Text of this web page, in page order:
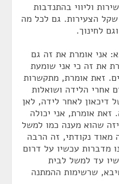
וליווי בהתנדבות
הצעירות. גם לכל מה
לחינוך.
אני אומרת את זה גם
את זה כי אני שומעת
זאת אומרת, מתקשרות
אחרי הלידה ושואלות
דיכאון לאחר לידה, לאן
זאת אומרת, אני יכולה
שהוא מענה כמו למשל
מאוד נקודתי, זה הרבה
מדברות עכשיו על דרום
עד למשל לבית
שרשימות ההמתנה